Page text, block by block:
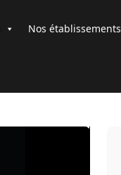
Nos établissements